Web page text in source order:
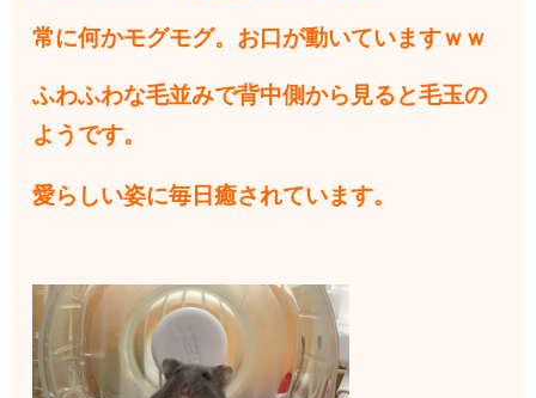
常に何かモグモグ。お口が動いていますｗｗ
ふわふわな毛並みで背中側から見ると毛玉の
ようです。
愛らしい姿に毎日癒されています。